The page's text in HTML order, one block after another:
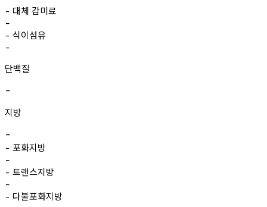
- 대체 감미료
-
- 식이섬유
-
단백질
-
지방
-
- 포화지방
-
- 트랜스지방
-
- 다불포화지방